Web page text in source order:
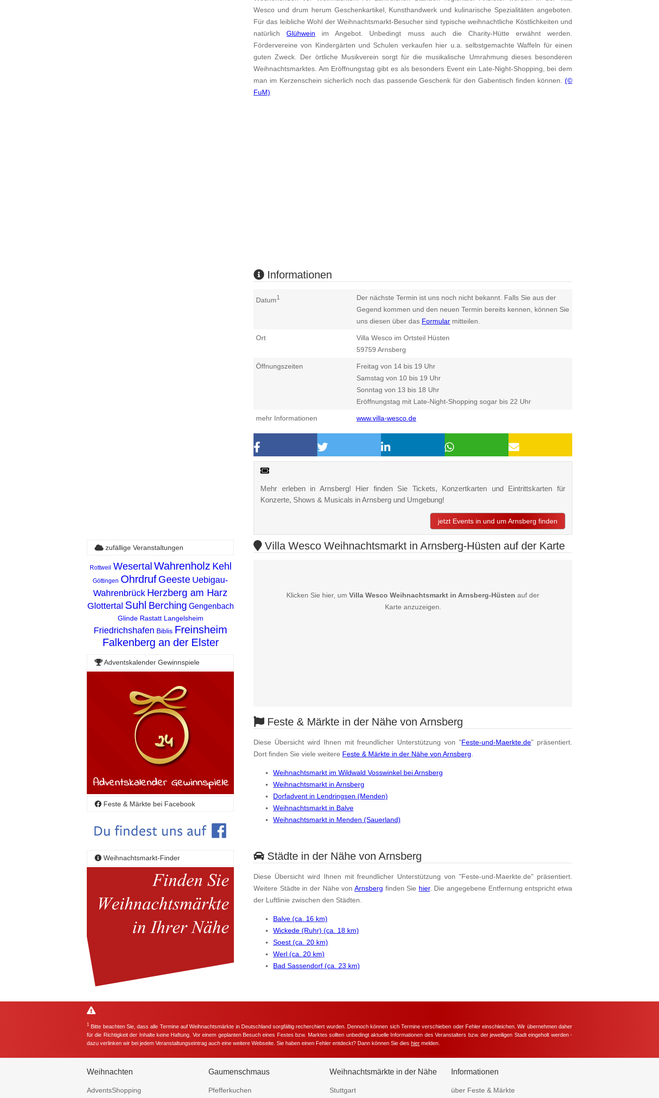
Wesco und drum herum Geschenkartikel, Kunsthandwerk und kulinarische Spezialitäten angeboten.
Für das leibliche Wohl der Weihnachtsmarkt-Besucher sind typische weihnachtliche Köstlichkeiten und
natürlichGlühwein im Angebot. Unbedingt muss auch die Charity-Hütte erwähnt werden.
Fördervereine von Kindergärten und Schulen verkaufen hier u.a. selbstgemachte Waffeln für einen
guten Zweck. Der örtliche Musikverein sorgt für die musikalische Umrahmung dieses besonderen
Weihnachtsmarktes. Am Eröffnungstag gibt es als besonders Event ein Late-Night-Shopping, bei dem
man im Kerzenschein sicherlich noch das passende Geschenk für den Gabentisch finden können. (©
FuM)
Informationen
Datum1
Der nächste Termin ist uns noch nicht bekannt. Falls Sie aus der
Gegend kommen und den neuen Termin bereits kennen, können Sie
uns diesen über das Formular mitteilen.
Ort
Villa Wesco im Ortsteil Hüsten
59759 Arnsberg
Öffnungszeiten
Freitag von 14 bis 19 Uhr
Samstag von 10 bis 19 Uhr
Sonntag von 13 bis 18 Uhr
Eröffnungstag mit Late-Night-Shopping sogar bis 22 Uhr
mehr Informationen www.villa-wesco.de
Mehr erleben in Arnsberg! Hier finden Sie Tickets, Konzertkarten und Eintrittskarten für
Konzerte, Shows & Musicals in Arnsberg und Umgebung!
jetzt Events in und um Arnsberg finden
Villa Wesco Weihnachtsmarkt in Arnsberg-Hüsten auf der Karte
Klicken Sie hier, um Villa Wesco Weihnachtsmarkt in Arnsberg-Hüsten auf der
Karte anzuzeigen.
Feste & Märkte in der Nähe von Arnsberg
Diese Übersicht wird Ihnen mit freundlicher Unterstützung von "Feste-und-Maerkte.de" präsentiert.
Dort finden Sie viele weitere Feste & Märkte in der Nähe von Arnsberg
Weihnachtsmarkt im Wildwald Vosswinkel bei Arnsberg
Weihnachtsmarkt in Arnsberg
Dorfadvent in Lendringsen (Menden)
Weihnachtsmarkt in Balve
Weihnachtsmarkt in Menden (Sauerland)
Städte in der Nähe von Arnsberg
Diese Übersicht wird Ihnen mit freundlicher Unterstützung von "Feste-und-Maerkte.de" präsentiert.
Weitere Städte in der Nähe von Arnsberg finden Sie hier. Die angegebene Entfernung entspricht etwa
der Luftlinie zwischen den Städten.
Balve (ca. 16 km)
Wickede (Ruhr) (ca. 18 km)
Soest (ca. 20 km)
Werl (ca. 20 km)
Bad Sassendorf (ca. 23 km)
zufällige Veranstaltungen
Rottweil Wesertal Wahrenholz Kehl
Göttingen Ohrdruf Geeste Uebigau-
Wahrenbrück Herzberg am Harz
Glottertal Suhl Berching Gengenbach
Glinde Rastatt Langelsheim
Friedrichshafen Biblis Freinsheim
Falkenberg an der Elster
Adventskalender Gewinnspiele
Feste & Märkte bei Facebook
Weihnachtsmarkt-Finder
1 Bitte beachten Sie, dass alle Termine auf Weihnachtsmärkte in Deutschland sorgfältig recherchiert wurden. Dennoch können sich Termine verschieben oder Fehler einschleichen. Wir übernehmen daher
für die Richtigkeit der Inhalte keine Haftung. Vor einem geplanten Besuch eines Festes bzw. Marktes sollten unbedingt aktuelle Informationen des Veranstalters bzw. der jeweiligen Stadt eingeholt werden -
dazu verlinken wir bei jedem Veranstaltungseintrag auch eine weitere Webseite. Sie haben einen Fehler entdeckt? Dann können Sie dies hier melden.
Weihnachten
AdventsShopping
Gaumenschmaus
Pfefferkuchen
Weihnachtsmärkte in der Nähe
Stuttgart
Informationen
über Feste & Märkte